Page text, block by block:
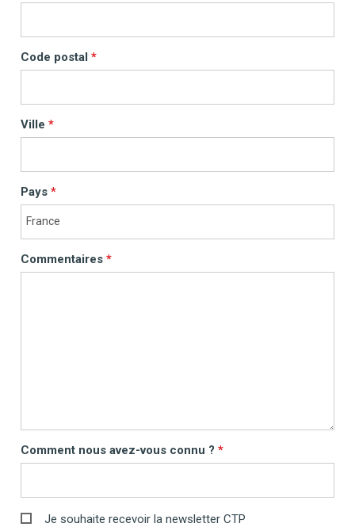
Code postal
Ville
Pays
Commentaires
Comment nous avez-vous connu ?
Je souhaite recevoir la newsletter CTP